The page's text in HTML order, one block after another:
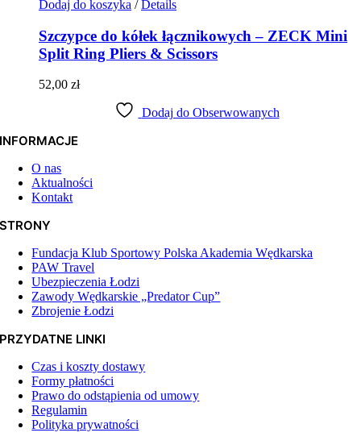
Dodaj do koszyka / Details
Szczypce do kółek łącznikowych – ZECK Mini
Split Ring Pliers & Scissors
52,00 zł
Dodaj do Obserwowanych
INFORMACJE
O nas
Aktualności
Kontakt
STRONY
Fundacja Klub Sportowy Polska Akademia Wędkarska
PAW Travel
Ubezpieczenia Łodzi
Zawody Wędkarskie „Predator Cup”
Zbrojenie Łodzi
PRZYDATNE LINKI
Czas i koszty dostawy
Formy płatności
Prawo do odstąpienia od umowy
Regulamin
Polityka prywatności